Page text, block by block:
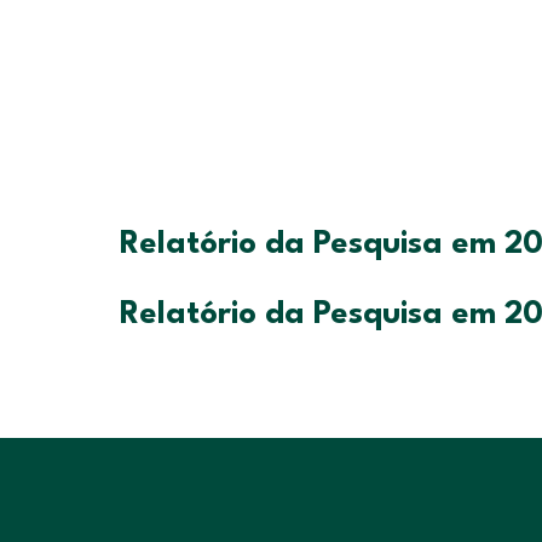
Relatório da Pesquisa em
Relatório da Pesquisa em